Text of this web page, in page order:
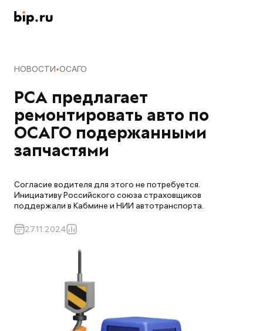
НОВОСТИ ОСАГО
РСА предлагает
ремонтировать авто по
ОСАГО подержанными
запчастями
Согласие водителя для этого не потребуется.
Инициативу Российского союза страховщиков
поддержали в Кабмине и НИИ автотранспорта.
27.11.2024